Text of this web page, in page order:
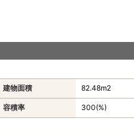
建物面積 82.48m2
容積率 300(%)